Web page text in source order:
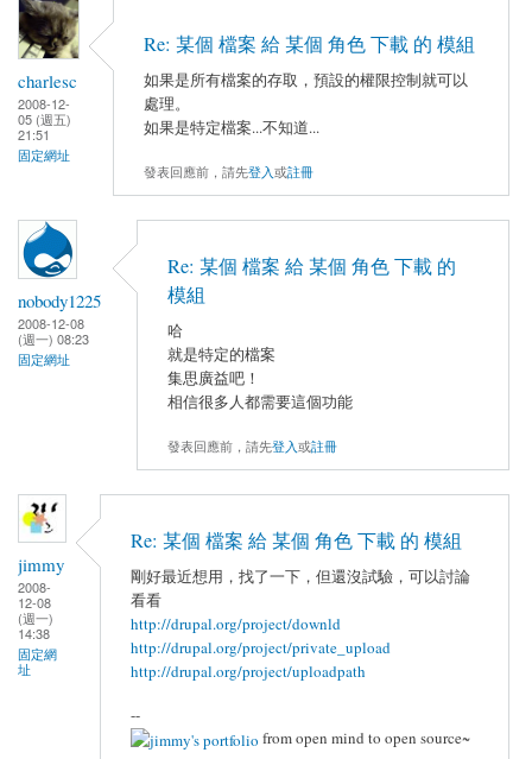
charlesc
2008-12-
05 (週五)
21:51
固定網址
Re: 某個 檔案 給 某個 角色 下載 的 模組
如果是所有檔案的存取，預設的權限控制就可以
處理。
如果是特定檔案...不知道...
發表回應前，請先登入或註冊
nobody1225
2008-12-08
(週一) 08:23
固定網址
Re: 某個 檔案 給 某個 角色 下載 的
模組
哈
就是特定的檔案
集思廣益吧！
相信很多人都需要這個功能
發表回應前，請先登入或註冊
jimmy
2008-
12-08
(週一)
14:38
固定網
址
Re: 某個 檔案 給 某個 角色 下載 的 模組
剛好最近想用，找了一下，但還沒試驗，可以討論
看看
http://drupal.org/project/downld
http://drupal.org/project/private_upload
http://drupal.org/project/uploadpath
--
from open mind to open source~